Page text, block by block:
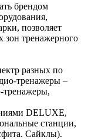
брендом
позволяет
зон тренажерного
разных по
тренажеры –
тренажеры,
DELUXE,
станции,
Cайклы).